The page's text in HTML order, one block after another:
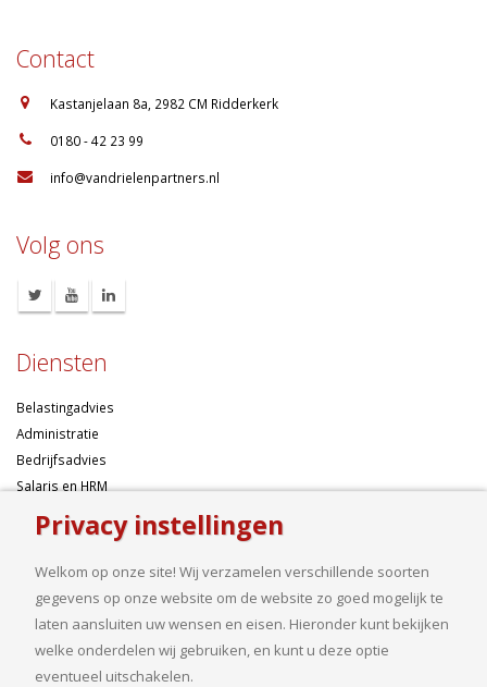
Contact
Kastanjelaan 8a, 2982 CM Ridderkerk
0180 - 42 23 99
info@vandrielenpartners.nl
Volg ons
Diensten
Belastingadvies
Administratie
Bedrijfsadvies
Salaris en HRM
Algemene voorwaarden
Over ons
Ondernemen betekent risico’s nemen, maar dan liefst wel zo
samengesteld mogelijk. Of u nu een onderneming wilt starten met een
goed financieel plan, uw bedrijf wilt uitbreiden op basis van gedegen
Privacy instellingen
Welkom op onze site! Wij verzamelen verschillende soorten
gegevens op onze website om de website zo goed mogelijk te
laten aansluiten uw wensen en eisen. Hieronder kunt bekijken
welke onderdelen wij gebruiken, en kunt u deze optie
eventueel uitschakelen.